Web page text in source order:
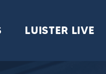
LUISTER LIVE